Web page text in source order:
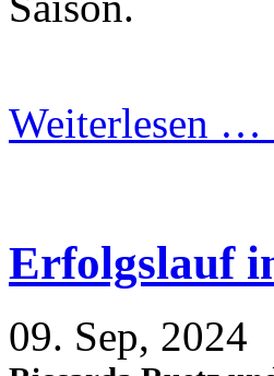
Weiterlesen …
Erfolgslauf
09. Sep, 2024